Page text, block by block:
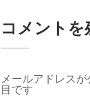
コメントを
メールアドレスが
目です